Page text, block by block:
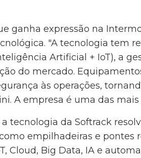
ganha expressão na
"A tecnologia tem
Artificial + IoT), a
do mercado.
às operações,
A empresa é uma das
tecnologia da Softrack
empilhadeiras e pontes
Cloud, Big Data, IA e